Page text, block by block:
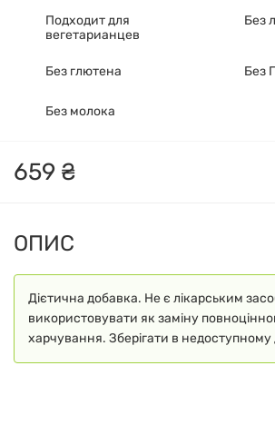
659 ₴
Подходит для
вегетарианцев
Без
Без глютена Без
Без молока
ОПИС
Дієтична добавка. Не є лікарським
використовувати як заміну
харчування. Зберігати в недоступному